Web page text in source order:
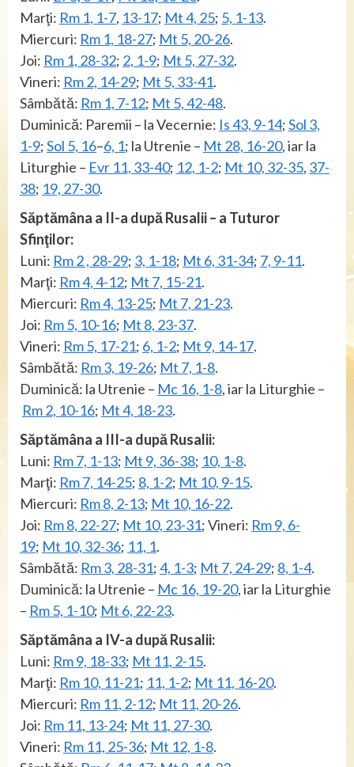
Marţi: Rm 1, 1-7, 13-17; Mt 4, 25; 5, 1-13.
Miercuri: Rm 1, 18-27; Mt 5, 20-26.
Joi: Rm 1, 28-32; 2, 1-9; Mt 5, 27-32.
Vineri: Rm 2, 14-29; Mt 5, 33-41.
Sâmbătă: Rm 1, 7-12; Mt 5, 42-48.
Duminică: Paremii – la Vecernie: Is 43, 9-14;Sol 3,
1-9;Sol 5, 16–6, 1; la Utrenie – Mt 28, 16-20, iar la
Liturghie – Evr 11, 33-40; 12, 1-2; Mt 10, 32-35, 37-
38; 19, 27-30.
Săptămâna a II-a după Rusalii – a Tuturor
Sfinţilor:
Luni: Rm 2 , 28-29; 3, 1-18; Mt 6, 31-34; 7, 9-11.
Marţi: Rm 4, 4-12; Mt 7, 15-21.
Miercuri: Rm 4, 13-25; Mt 7, 21-23.
Joi: Rm 5, 10-16; Mt 8, 23-37.
Vineri: Rm 5, 17-21; 6, 1-2; Mt 9, 14-17.
Sâmbătă: Rm 3, 19-26; Mt 7, 1-8.
Duminică: la Utrenie – Mc 16, 1-8, iar la Liturghie –
Rm 2, 10-16; Mt 4, 18-23.
Săptămâna a III-a după Rusalii:
Luni: Rm 7, 1-13; Mt 9, 36-38; 10, 1-8.
Marţi: Rm 7, 14-25; 8, 1-2; Mt 10, 9-15.
Miercuri: Rm 8, 2-13; Mt 10, 16-22.
Joi: Rm 8, 22-27; Mt 10, 23-31; Vineri: Rm 9, 6-
19; Mt 10, 32-36; 11, 1.
Sâmbătă: Rm 3, 28-31;4, 1-3; Mt 7, 24-29; 8, 1-4.
Duminică: la Utrenie – Mc 16, 19-20, iar la Liturghie
– Rm 5, 1-10; Mt 6, 22-23.
Săptămâna a IV-a după Rusalii:
Luni: Rm 9, 18-33; Mt 11, 2-15.
Marţi: Rm 10, 11-21; 11, 1-2; Mt 11, 16-20.
Miercuri: Rm 11, 2-12; Mt 11, 20-26.
Joi: Rm 11, 13-24; Mt 11, 27-30.
Vineri: Rm 11, 25-36; Mt 12, 1-8.